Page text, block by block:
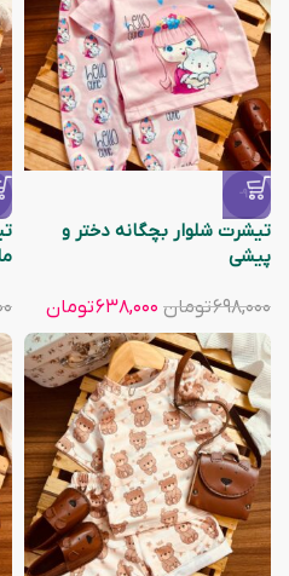
-9%
تیشرت شلوار بچگانه دختر و
پیشی
۶۹۸,۰۰۰تومان ۶۳۸,۰۰۰تومان